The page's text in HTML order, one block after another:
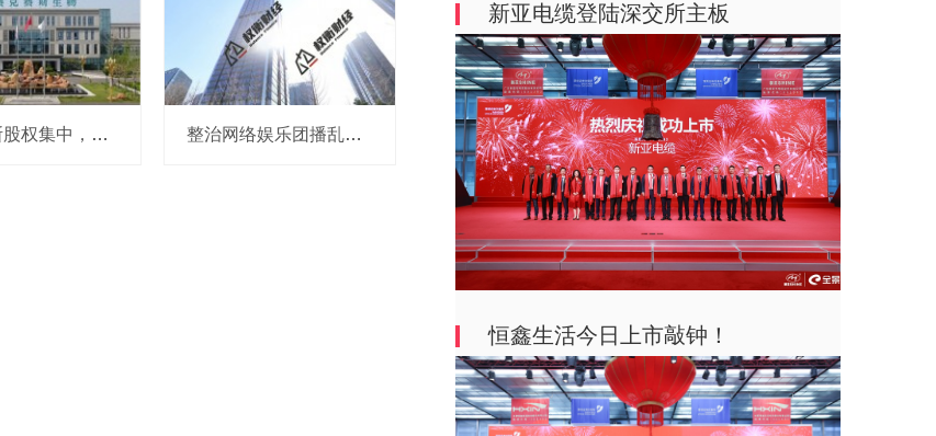
赛克赛斯股权集中，前番冲刺曾受警示，经销为主营收波动 整治网络娱乐团播乱象 中央网信办处置1840余个违规账号
新亚电缆登陆深交所主板
恒鑫生活今日上市敲钟！